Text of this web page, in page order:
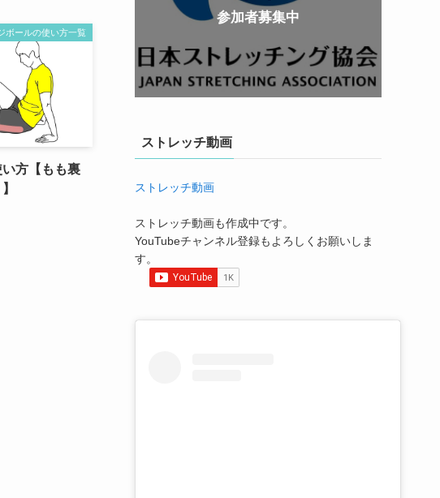
ボールの使い方一覧
方【もも裏
参加者募集中
ストレッチ動画
ストレッチ動画
ストレッチ動画も作成中です。
YouTubeチャンネル登録もよろしくお願いしま
す。